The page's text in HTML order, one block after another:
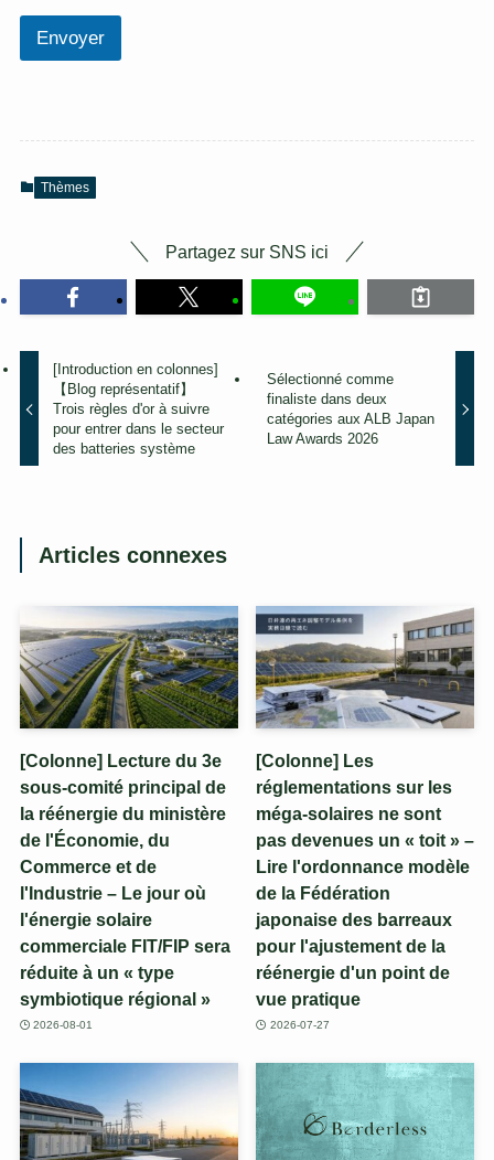
Envoyer
Thèmes
Partagez sur SNS ici
[Introduction en colonnes]
【Blog représentatif】
Trois règles d'or à suivre
pour entrer dans le secteur
des batteries système
Sélectionné comme
finaliste dans deux
catégories aux ALB Japan
Law Awards 2026
Articles connexes
[Colonne] Lecture du 3e
sous-comité principal de
la réénergie du ministère
de l'Économie, du
Commerce et de
l'Industrie – Le jour où
l'énergie solaire
commerciale FIT/FIP sera
réduite à un « type
symbiotique régional »
2026-08-01
[Colonne] Les
réglementations sur les
méga-solaires ne sont
pas devenues un « toit » –
Lire l'ordonnance modèle
de la Fédération
japonaise des barreaux
pour l'ajustement de la
réénergie d'un point de
vue pratique
2026-07-27